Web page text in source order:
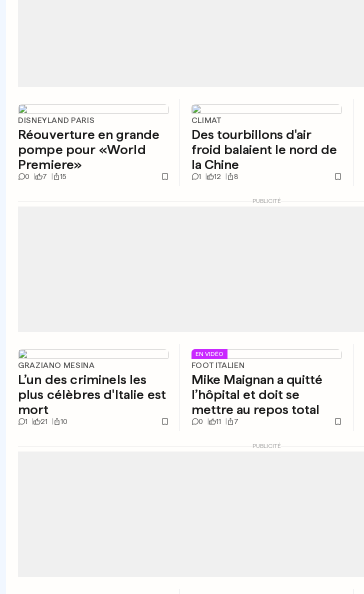
DISNEYLAND PARIS
Réouverture en grande
pompe pour «World
Premiere»
0 7 15
CLIMAT
Des tourbillons d'air
froid balaient le nord de
la Chine
1 12 8
PUBLICITÉ
GRAZIANO MESINA
L’un des criminels les
plus célèbres d'Italie est
mort
1 21 10
EN VIDÉO
FOOT ITALIEN
Mike Maignan a quitté
l’hôpital et doit se
mettre au repos total
0 11 7
PUBLICITÉ